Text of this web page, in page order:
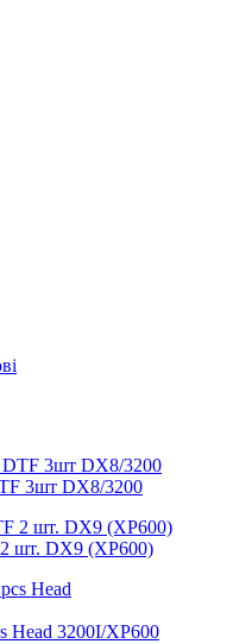
3шт DX8/3200
шт. DX9 (XP600)
Head 3200I/XP600